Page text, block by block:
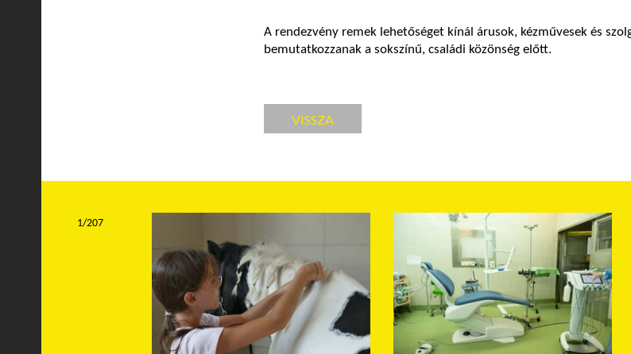
A rendezvény remek lehetőséget kínál árusok, kézművesek és
bemutatkozzanak a sokszínű, családi közönség előtt.
VISSZA
1/207